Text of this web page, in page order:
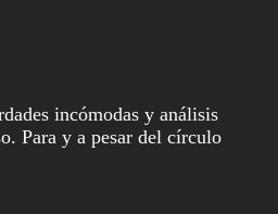
incómodas y análisis
Para y a pesar del círculo